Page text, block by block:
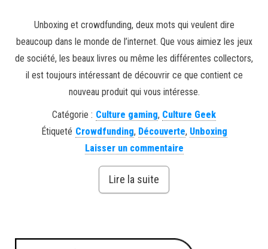
Unboxing et crowdfunding, deux mots qui veulent dire
beaucoup dans le monde de l’internet. Que vous aimiez les jeux
de société, les beaux livres ou même les différentes collectors,
il est toujours intéressant de découvrir ce que contient ce
nouveau produit qui vous intéresse.
Catégorie : Culture gaming, Culture Geek
Étiqueté Crowdfunding, Découverte, Unboxing
Laisser un commentaire
Lire la suite